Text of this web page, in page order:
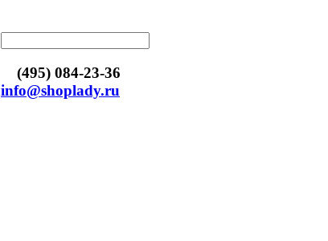
(495) 084-23-36
info@shoplady.ru